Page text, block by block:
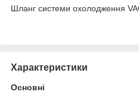
Шланг системи охолодження
Характеристики
Основні